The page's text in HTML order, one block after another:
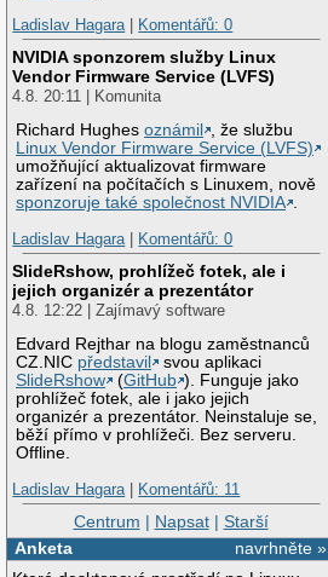
Ladislav Hagara| Komentářů: 0
NVIDIA sponzorem služby Linux
Vendor Firmware Service (LVFS)
4.8. 20:11 | Komunita
Richard Hughesoznámil
, že službu
Linux Vendor Firmware Service (LVFS)
umožňující aktualizovat firmware
zařízení na počítačích s Linuxem, nově
sponzoruje také společnost NVIDIA .
Ladislav Hagara| Komentářů: 0
SlideRshow, prohlížeč fotek, ale i
jejich organizér a prezentátor
4.8. 12:22 | Zajímavý software
Edvard Rejthar na blogu zaměstnanců
CZ.NIC představil
svou aplikaci
SlideRshow
(GitHub ). Funguje jako
prohlížeč fotek, ale i jako jejich
organizér a prezentátor. Neinstaluje se,
běží přímo v prohlížeči. Bez serveru.
Offline.
Ladislav Hagara| Komentářů: 11
Centrum | Napsat| Starší
navrhněte »
Anketa